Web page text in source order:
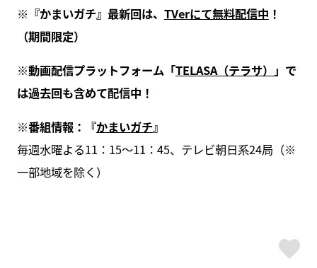
※『かまいガチ』最新回は、 TVerにて無料配信中 ！
（期間限定）
※動画配信プラットフォーム「TELASA（テラサ） 」で
は過去回も含めて配信中！
※番組情報：『かまいガチ』
毎週水曜よる11：15～11：45、テレビ朝日系24局（※
一部地域を除く）